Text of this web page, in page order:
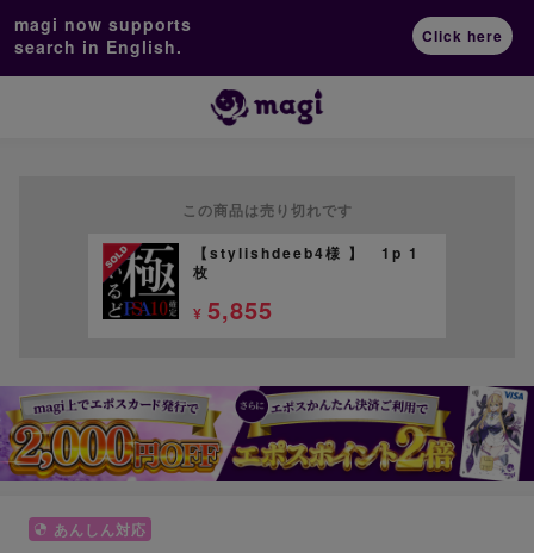
magi now supports
search in English.
Click here
この商品は売り切れです
【stylishdeeb4様 】 1p 1
枚
¥ 5,855
あんしん対応